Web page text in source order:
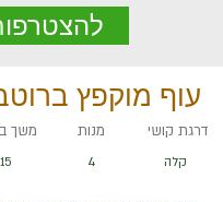
עוף מוקפץ
משך
15
מנות
4
דרגת קושי
קלה